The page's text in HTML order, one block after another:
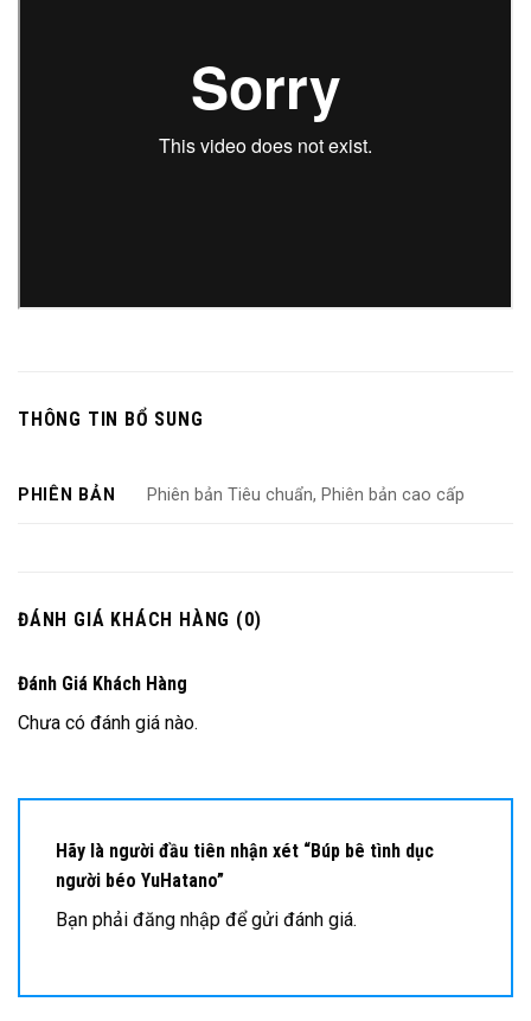
THÔNG TIN BỔ SUNG
PHIÊN BẢN Phiên bản Tiêu chuẩn, Phiên bản cao cấp
ĐÁNH GIÁ KHÁCH HÀNG (0)
Đánh Giá Khách Hàng
Chưa có đánh giá nào.
Hãy là người đầu tiên nhận xét “Búp bê tình dục
người béo YuHatano”
Bạn phải đăng nhập để gửi đánh giá.